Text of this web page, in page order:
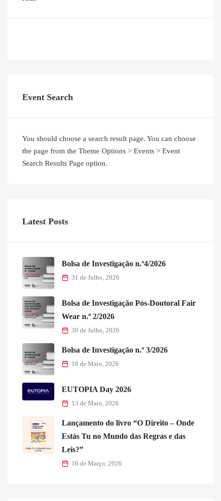
Event Search
You should choose a search result page. You can choose
the page from the Theme Options > Events > Event
Search Results Page option.
Latest Posts
Bolsa de Investigação n.º4/2026
31 de Julho, 2026
Bolsa de Investigação Pós-Doutoral Fair
Wear n.º 2/2026
30 de Julho, 2026
Bolsa de Investigação n.º 3/2026
18 de Maio, 2026
EUTOPIA Day 2026
13 de Maio, 2026
Lançamento do livro “O Direito – Onde
Estás Tu no Mundo das Regras e das
Leis?”
16 de Março, 2026